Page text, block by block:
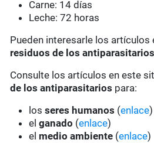
Carne: 14 días
Leche: 72 horas
Pueden interesarle los
residuos de los antiparasitarios
Consulte los artículos en este
de los antiparasitarios para:
losseres humanos (enlace)
elganado (enlace)
el medio ambiente (enlace)